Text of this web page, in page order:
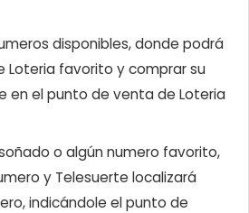
disponibles, donde podrá
Loteria favorito y comprar su
en el punto de venta de Loteria
o algún numero favorito,
y Telesuerte localizará
indicándole el punto de